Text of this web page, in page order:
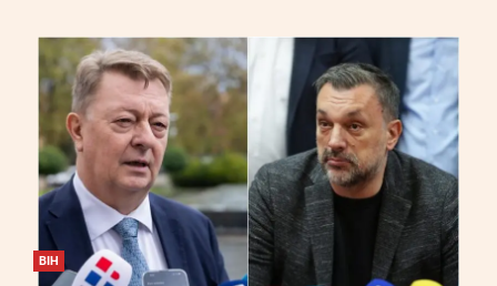
BIH